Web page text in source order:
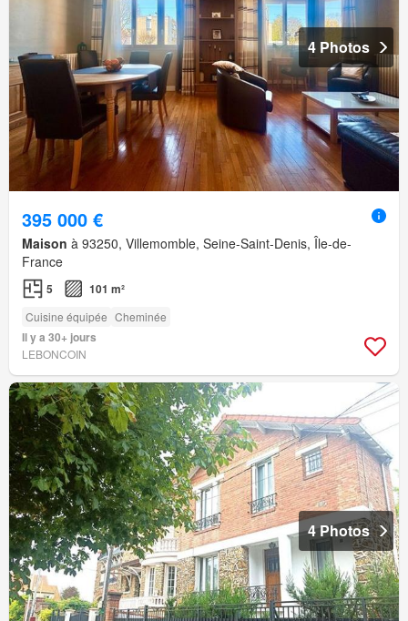
4 Photos
395 000 €
Maison à 93250, Villemomble, Seine-Saint-Denis, Île-de-
France
5 101 m²
Cuisine équipée Cheminée
Il y a 30+ jours
LEBONCOIN
4 Photos